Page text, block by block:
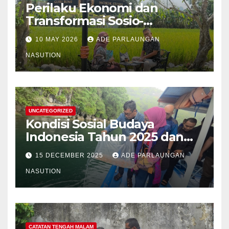
Perilaku Ekonomi dan
Transformasi Sosio-
Struktural Masyarakat Agraris
Sumatera Utara: Analisis
Komparatif Sektor
Perkebunan Kelapa Sawit,
Tanaman Palawija, dan Hasil
Hutan Bukan Kayu
10 MAY 2026 ADE PARLAUNGAN
NASUTION
UNCATEGORIZED
Kondisi Sosial Budaya
Indonesia Tahun 2025 dan
Proyeksi Strategis Tahun
2026
15 DECEMBER 2025 ADE PARLAUNGAN
NASUTION
CATATAN TENGAH MALAM